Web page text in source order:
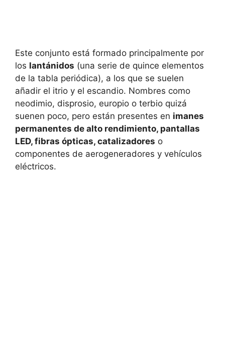
Este conjunto está formado principalmente por
los lantánidos (una serie de quince elementos
de la tabla periódica), a los que se suelen
añadir el itrio y el escandio. Nombres como
neodimio, disprosio, europio o terbio quizá
suenen poco, pero están presentes en imanes
permanentes de alto rendimiento, pantallas
LED, fibras ópticas, catalizadores o
componentes de aerogeneradores y vehículos
eléctricos.